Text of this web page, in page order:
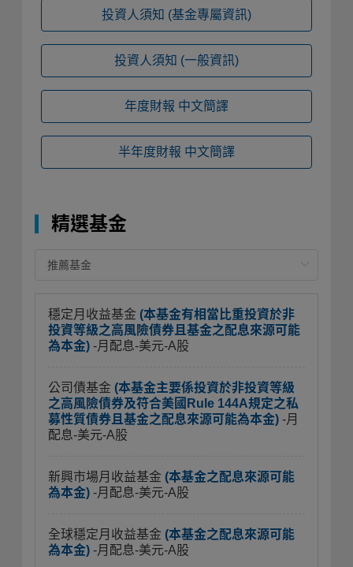
投資人須知 (基金專屬資訊)
投資人須知 (一般資訊)
年度財報 中文簡譯
半年度財報 中文簡譯
精選基金
穩定月收益基金 (本基金有相當比重投資於非
投資等級之高風險債券且基金之配息來源可能
為本金) -月配息-美元-A股
公司債基金 (本基金主要係投資於非投資等級
之高風險債券及符合美國Rule 144A規定之私
募性質債券且基金之配息來源可能為本金) -月
配息-美元-A股
新興市場月收益基金 (本基金之配息來源可能
為本金) -月配息-美元-A股
全球穩定月收益基金 (本基金之配息來源可能
為本金) -月配息-美元-A股